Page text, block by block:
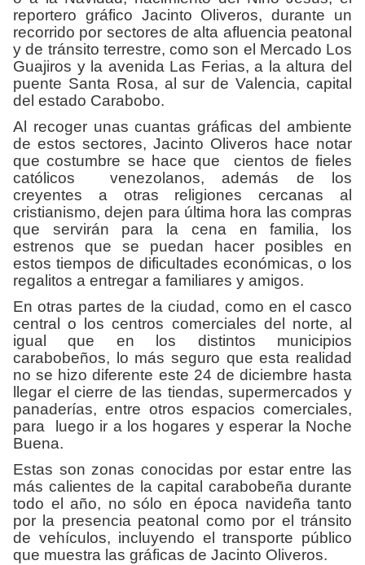
reportero gráfico Jacinto Oliveros, durante un
recorrido por sectores de alta afluencia peatonal
y de tránsito terrestre, como son el Mercado Los
Guajiros y la avenida Las Ferias, a la altura del
puente Santa Rosa, al sur de Valencia, capital
del estado Carabobo.
Al recoger unas cuantas gráficas del ambiente
de estos sectores, Jacinto Oliveros hace notar
que costumbre se hace que cientos de fieles
católicos venezolanos, además de los
creyentes a otras religiones cercanas al
cristianismo, dejen para última hora las compras
que servirán para la cena en familia, los
estrenos que se puedan hacer posibles en
estos tiempos de dificultades económicas, o los
regalitos a entregar a familiares y amigos.
En otras partes de la ciudad, como en el casco
central o los centros comerciales del norte, al
igual que en los distintos municipios
carabobeños, lo más seguro que esta realidad
no se hizo diferente este 24 de diciembre hasta
llegar el cierre de las tiendas, supermercados y
panaderías, entre otros espacios comerciales,
para luego ir a los hogares y esperar la Noche
Buena.
Estas son zonas conocidas por estar entre las
más calientes de la capital carabobeña durante
todo el año, no sólo en época navideña tanto
por la presencia peatonal como por el tránsito
de vehículos, incluyendo el transporte público
que muestra las gráficas de Jacinto Oliveros.